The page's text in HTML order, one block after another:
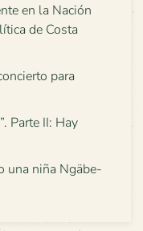
en la Nación
de Costa
para
Parte II: Hay
una niña Ngäbe-